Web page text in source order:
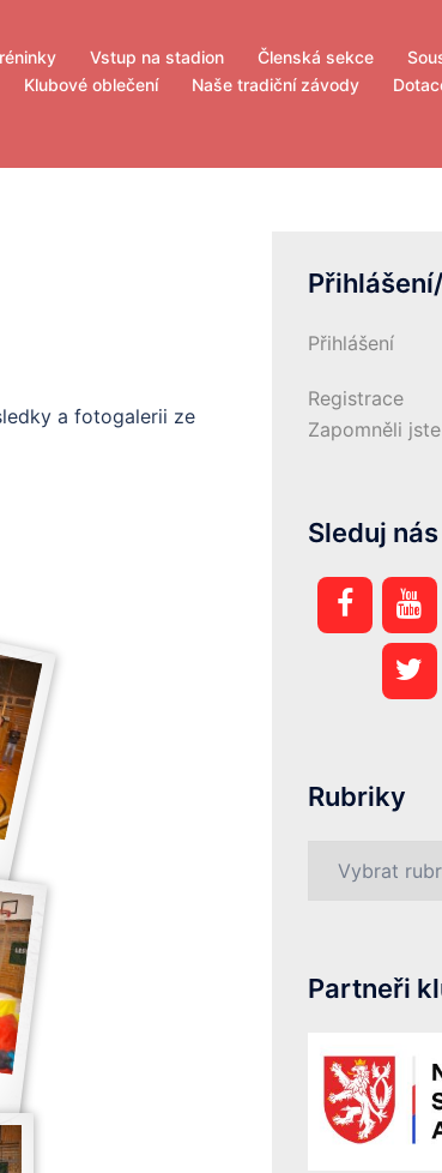
Vstup na stadion Členská sekce
Klubové oblečení Naše tradiční závody
a fotogalerii ze
Přihlášení
Registrace
Zapomněli
Sleduj
Rubriky
Partneři